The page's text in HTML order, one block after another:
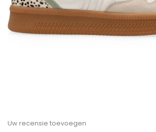
Uw recensie toevoegen